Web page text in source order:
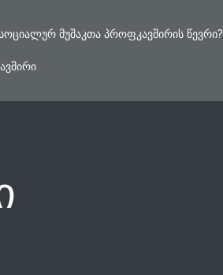
ᲛᲣᲨᲐᲙᲗᲐ ᲞᲠᲝᲤᲙᲐᲕᲨᲘᲠᲘᲡ ᲬᲔᲕᲠᲘ?